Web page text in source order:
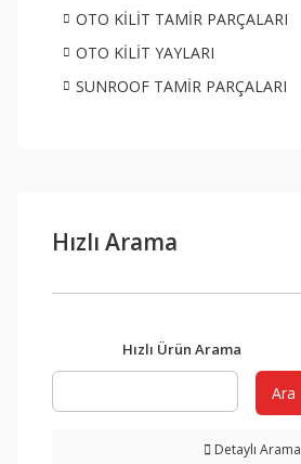
OTO KİLİT TAMİR PARÇALARI
OTO KİLİT YAYLARI
SUNROOF TAMİR PARÇALARI
Hızlı Arama
Hızlı Ürün Arama
Ara
Detaylı Arama